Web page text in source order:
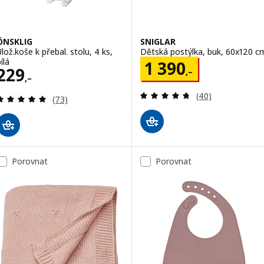
k přebal. stolu, 4 ks,
,– 229,–
Recenze: 4.9 z 5 hvězdy. Celkem recenzí:
(73)
SNIGLAR
Dětská postýlka, buk, 60x120
1 390,–
Cena 1390,–
Recenze: 4.7 z
(40)
Porovnat Porovnat